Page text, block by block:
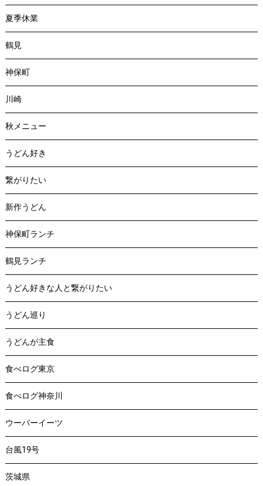
夏季休業
鶴見
神保町
川崎
秋メニュー
うどん好き
繋がりたい
新作うどん
神保町ランチ
鶴見ランチ
うどん好きな人と繋がりたい
うどん巡り
うどんが主食
食べログ東京
食べログ神奈川
ウーバーイーツ
台風19号
茨城県